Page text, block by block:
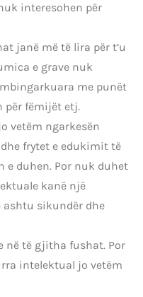
interesohen për
janë më të lira për t’u
e grave nuk
me punët
për fëmijët etj.
vetëm ngarkesën
frytet e edukimit të
e duhen. Por nuk duhet
kanë një
ashtu sikundër dhe
në të gjitha fushat. Por
intelektual jo vetëm